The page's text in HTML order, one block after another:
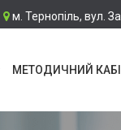
м. Тернопіль, вул.
МЕТОДИЧНИЙ